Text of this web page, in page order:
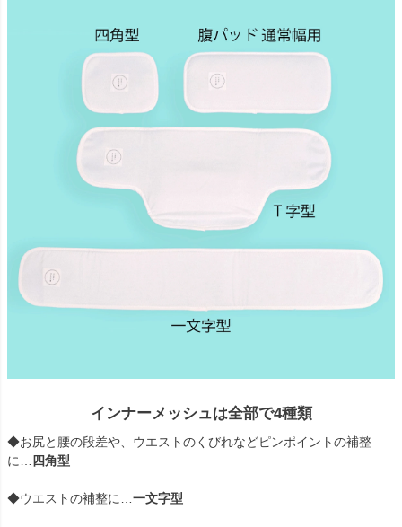
インナーメッシュは全部で4種類
◆お尻と腰の段差や、ウエストのくびれなどピンポイントの補整
に…
四角型
◆ウエストの補整に… 一文字型